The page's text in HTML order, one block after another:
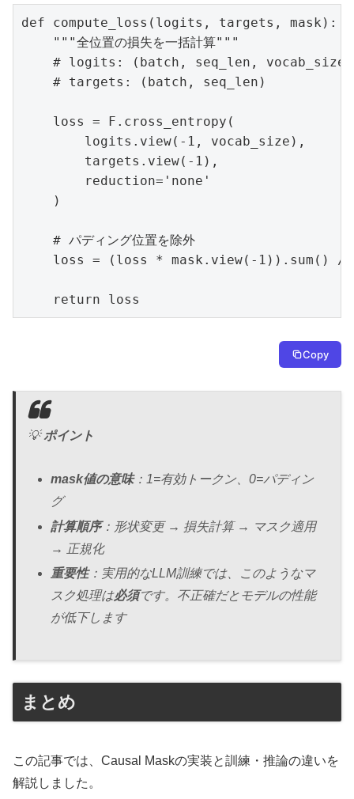
def compute_loss(logits, targets, mask):
    """全位置の損失を一括計算"""
    # logits: (batch, seq_len, vocab_size)
    # targets: (batch, seq_len)
    loss = F.cross_entropy(
        logits.view(-1, vocab_size),
        targets.view(-1),
        reduction='none'
    )
    # パディング位置を除外
loss = (loss * mask.view(-1)).sum() /
    return loss
Copy
💡ポイント
mask値の意味：1=有効トークン、0=パディン
グ
計算順序：形状変更 → 損失計算 → マスク適用
→ 正規化
重要性：実用的なLLM訓練では、このようなマ
スク処理は必須です。不正確だとモデルの性能
が低下します
まとめ
この記事では、Causal Maskの実装と訓練・推論の違いを
解説しました。